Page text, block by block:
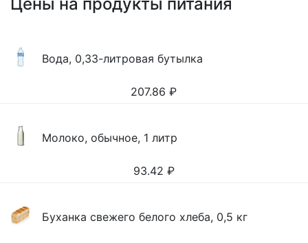
Вода, 0,33-литровая бутылка
207.86 ₽
Молоко, обычное, 1 литр
93.42 ₽
Буханка свежего белого хлеба, 0,5 кг